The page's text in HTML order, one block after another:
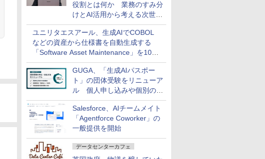
役割とは何か 業務のすみ分
けとAI活用から考える次世代
ファイナンス戦略
ユニリタエスアール、生成AIでCOBOL
などの資産から仕様書を自動生成する
「Software Asset Maintenance」を10月
に発売
GUGA、「生成AIパスポー
ト」の団体受験をリニューア
ル 個人申し込みや個別の支
払いなどに対応
Salesforce、AIチームメイト
「Agentforce Coworker」の
一般提供を開始
データセンターカフェ